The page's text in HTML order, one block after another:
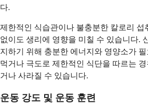
다.
제한적인 식습관이나 불충분한 칼로리 섭
없이도 생리에 영향을 미칠 수 있습니다.
지하기 위해 충분한 에너지와 영양소가 필
먹거나 극도로 제한적인 식단을 따르는 경
거나 사라질 수 있습니다.
운동 강도 및 운동 훈련